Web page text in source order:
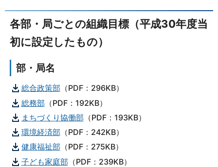
各部・局ごとの組織目標（平成30年度当
初に設定したもの）
部・局名
総合政策部 （PDF：296KB）
総務部 （PDF：192KB）
まちづくり協働部 （PDF：193KB）
環境経済部 （PDF：242KB）
健康福祉部 （PDF：275KB）
子ども家庭部 （PDF：239KB）